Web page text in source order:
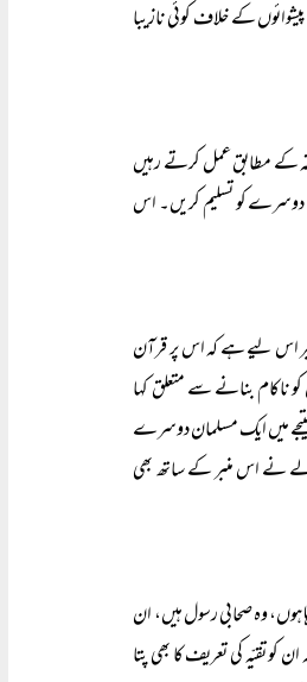
کے خلاف کوئی نازیبا
کے مطابق عمل کرتے رہیں
دوسرے کو تسلیم کریں۔ اس
اس لیے ہے کہ اس پر قرآن
ناکام بنانے سے متعلق کہا
نتیجے میں ایک مسلمان دوسرے
نے اس منبر کے ساتھ بھی
ہوں، وہ صحابی رسول ہیں، ان
تقیّہ کی تعریف کا بھی پتا